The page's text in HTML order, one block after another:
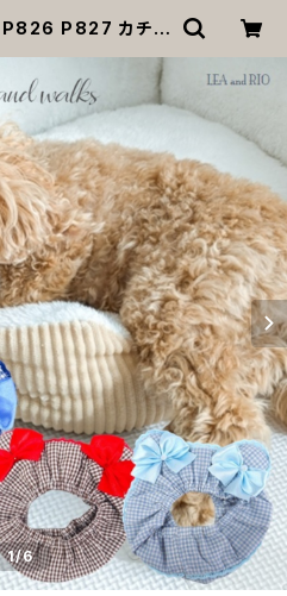
P826 P827 カチュ
ェア ドッグウエア
服 かわいい おしゃ
止 汚れ防止 返品交
| MOANA
1/6